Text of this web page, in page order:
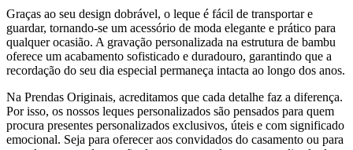
Graças ao seu design dobrável, o leque é fácil de transportar e
guardar, tornando-se um acessório de moda elegante e prático para
qualquer ocasião. A gravação personalizada na estrutura de bambu
oferece um acabamento sofisticado e duradouro, garantindo que a
recordação do seu dia especial permaneça intacta ao longo dos anos.
Na Prendas Originais, acreditamos que cada detalhe faz a diferença.
Por isso, os nossos leques personalizados são pensados para quem
procura presentes personalizados exclusivos, úteis e com significado
emocional. Seja para oferecer aos convidados do casamento ou para